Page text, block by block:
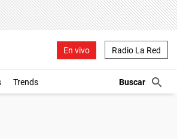
En vivo Radio La Red
Trends